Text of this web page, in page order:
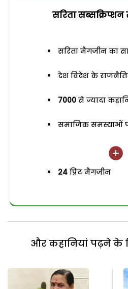
सरिता
सरिता मैगजीन का
देश विदेश के
7000 से ज्यादा
समाजिक समस्याओं
24 प्रिंट मैगजीन
और कहानियां पढ़ने के